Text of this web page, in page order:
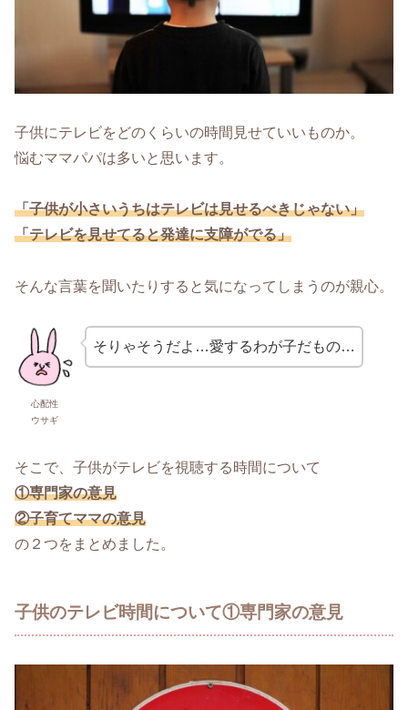
子供にテレビをどのくらいの時間見せていいものか。
悩むママパパは多いと思います。
「子供が小さいうちはテレビは見せるべきじゃない」
「テレビを見せてると発達に支障がでる」
そんな言葉を聞いたりすると気になってしまうのが親心。
心配性
ウサギ
そりゃそうだよ…愛するわが子だもの…
そこで、子供がテレビを視聴する時間について
①専門家の意見
②子育てママの意見
の２つをまとめました。
子供のテレビ時間について①専門家の意見